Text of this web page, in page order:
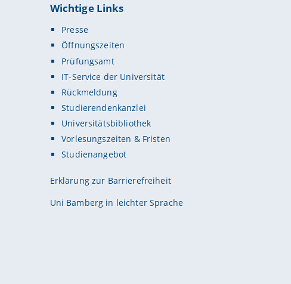
Wichtige Links
Presse
Öffnungszeiten
Prüfungsamt
IT-Service der Universität
Rückmeldung
Studierendenkanzlei
Universitätsbibliothek
Vorlesungszeiten & Fristen
Studienangebot
Erklärung zur Barrierefreiheit
Uni Bamberg in leichter Sprache